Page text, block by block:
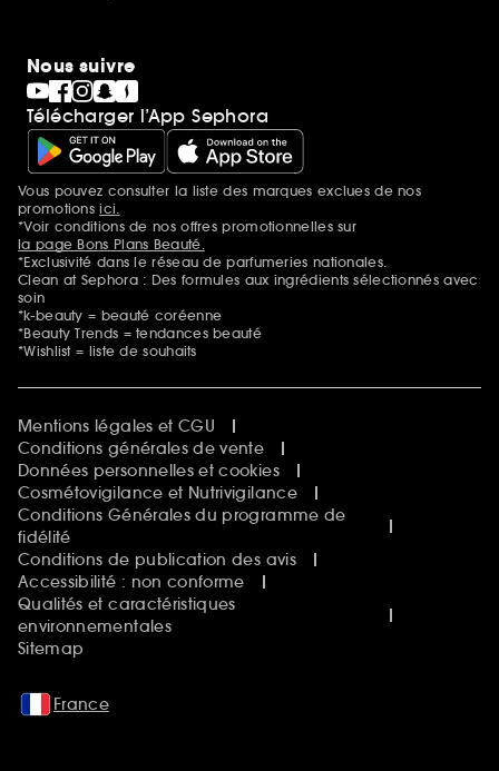
Nous suivre
Télécharger l’App Sephora
Mentions additionnelles
Vous pouvez consulter la liste des marques exclues de nos
promotionsici.
*Voir conditions de nos offres promotionnelles sur
la page Bons Plans Beauté.
*Exclusivité dans le réseau de parfumeries nationales.
Clean at Sephora : Des formules aux ingrédients sélectionnés avec
soin
*k-beauty = beauté coréenne
*Beauty Trends = tendances beauté
*Wishlist = liste de souhaits
Mentions légales et CGU
Conditions générales de vente
Données personnelles et cookies
Cosmétovigilance et Nutrivigilance
Conditions Générales du programme de
fidélité
Conditions de publication des avis
Accessibilité : non conforme
Qualités et caractéristiques
environnementales
Sitemap
France